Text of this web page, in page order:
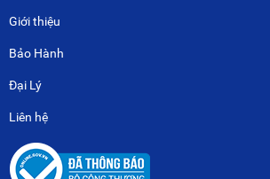
Giới thiệu
Bảo Hành
Đại Lý
Liên hệ